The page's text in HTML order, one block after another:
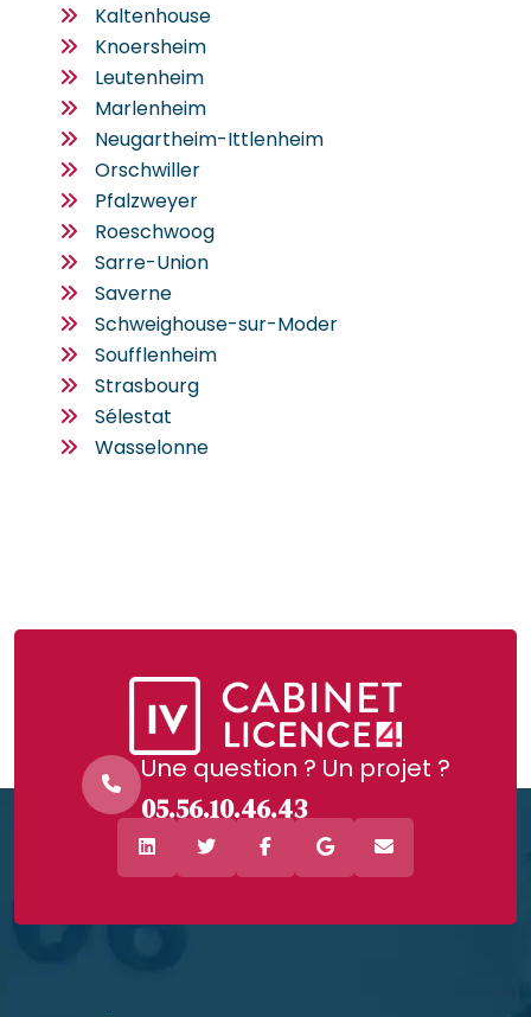
Kaltenhouse
Knoersheim
Leutenheim
Marlenheim
Neugartheim-Ittlenheim
Orschwiller
Pfalzweyer
Roeschwoog
Sarre-Union
Saverne
Schweighouse-sur-Moder
Soufflenheim
Strasbourg
Sélestat
Wasselonne
Une question ? Un projet ?
05.56.10.46.43